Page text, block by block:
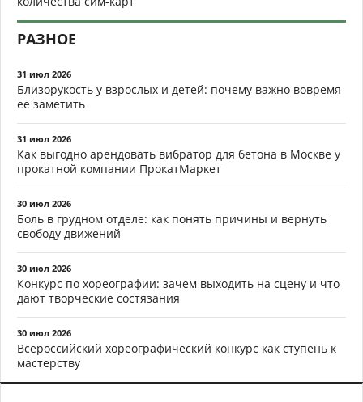
РАЗНОЕ
31 июл 2026
Близорукость у взрослых и детей: почему важно вовремя
ее заметить
31 июл 2026
Как выгодно арендовать вибратор для бетона в Москве у
прокатной компании ПрокатМаркет
30 июл 2026
Боль в грудном отделе: как понять причины и вернуть
свободу движений
30 июл 2026
Конкурс по хореографии: зачем выходить на сцену и что
дают творческие состязания
30 июл 2026
Всероссийский хореографический конкурс как ступень к
мастерству